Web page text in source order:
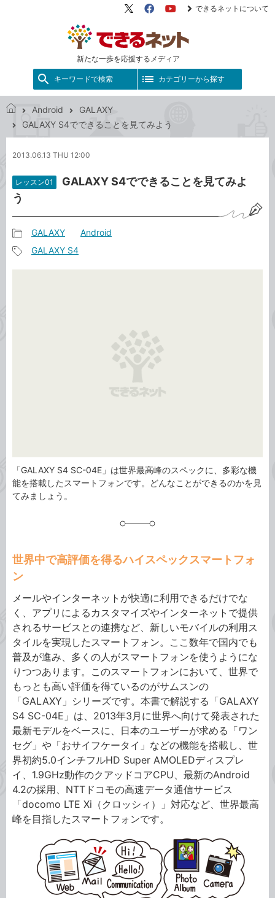
新たな一歩を応援するメディア
X（旧
FacebookYouTube
できるネットについて
キーワードで検索 カテゴリーから探す
で
ネ
ト
Android
GALAXY
GALAXY S4でできることを見てみよう
2013.06.13 THU 12:00
レッスン01
GALAXY S4でできることを見てみよ
う
事
カ
GALAXY Android
GALAXY S4
「GALAXY S4 SC-04E」は世界最高峰のスペックに、多彩な機
能を搭載したスマートフォンです。どんなことができるのかを見
てみましょう。
世界中で高評価を得るハイスペックスマートフォ
ン
メールやインターネットが快適に利用できるだけでな
く、アプリによるカスタマイズやインターネットで提供
されるサービスとの連携など、新しいモバイルの利用ス
タイルを実現したスマートフォン。ここ数年で国内でも
普及が進み、多くの人がスマートフォンを使うようにな
りつつあります。このスマートフォンにおいて、世界で
もっとも高い評価を得ているのがサムスンの
「GALAXY」シリーズです。本書で解説する「GALAXY
S4 SC-04E」は、2013年3月に世界へ向けて発表された
最新モデルをベースに、日本のユーザーが求める「ワン
セグ」や「おサイフケータイ」などの機能を搭載し、世
界初約5.0インチフルHD Super AMOLEDディスプレ
イ、1.9GHz動作のクアッドコアCPU、最新のAndroid
4.2の採用、NTTドコモの高速データ通信サービス
「docomo LTE Xi（クロッシィ）」対応など、世界最高
峰を目指したスマートフォンです。